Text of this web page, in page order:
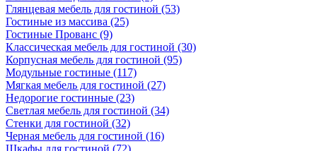
Глянцевая мебель для гостиной (53)
Гостиные из массива (25)
Гостиные Прованс (9)
Классическая мебель для гостиной (30)
Корпусная мебель для гостиной (95)
Модульные гостиные (117)
Мягкая мебель для гостиной (27)
Недорогие гостинные (23)
Светлая мебель для гостиной (34)
Стенки для гостиной (32)
Черная мебель для гостиной (16)
Шкафы для гостиной (72)